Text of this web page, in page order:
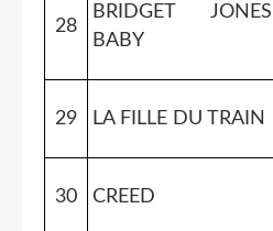
28
BRIDGET JONES
BABY
29 LA FILLE DU TRAIN
30 CREED